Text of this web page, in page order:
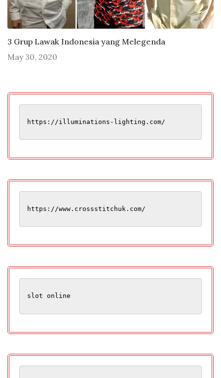
3 Grup Lawak Indonesia yang Melegenda
May 30, 2020
https://illuminations-lighting.com/
https://www.crossstitchuk.com/
slot online